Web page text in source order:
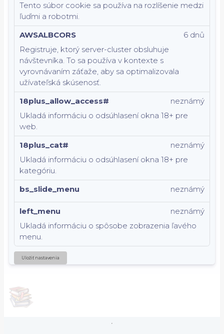
Tento súbor cookie sa používa na rozlíšenie medzi
ľuďmi a robotmi.
AWSALBCORS
Registruje, ktorý server-cluster obsluhuje
návštevníka. To sa používa v kontexte s
vyrovnávaním záťaže, aby sa optimalizovala
užívateľská skúsenosť.
6 dnů
18plus_allow_access#
Ukladá informáciu o odsúhlasení okna 18+ pre
web.
neznámý
18plus_cat#
Ukladá informáciu o odsúhlasení okna 18+ pre
kategóriu.
neznámý
bs_slide_menu neznámý
left_menu
Ukladá informáciu o spôsobe zobrazenia ľavého
menu.
neznámý
Uložiť nastavenia